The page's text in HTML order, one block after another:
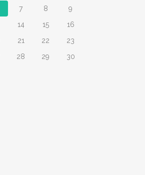
7 8
9
14 15
16
21 22
23
28 29
30